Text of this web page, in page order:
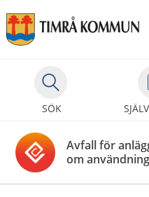
Välkommen
till
självservice
kommun
SÖK
Avfall för
om användning